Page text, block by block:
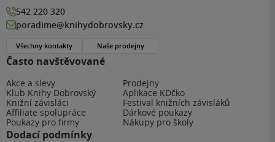
Často navštěvované
Akce a slevy
Prodejny
Klub Knihy Dobrovský
Aplikace KDčko
Knižní závisláci
Festival knižních závisláků
Affiliate spolupráce
Dárkové poukazy
Poukazy pro firmy
Nákupy pro školy
Dodací podmínky
542 220 320
poradime@knihydobrovsky.cz
Všechny kontakty Naše prodejny